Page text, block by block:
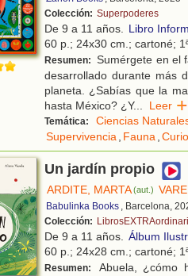
Colección: Superpoderes
De 9 a 11 años. Libro
60 p.; 24x30 cm.; cartoné;
Resumen: Sumérgete en el
desarrollado durante más
planeta. ¿Sabías que la
hasta México? ¿Y... Leer
Temática: Ciencias
Supervivencia, Fauna,
Un jardín propio
ARDITE, MARTA(aut.)
Babulinka Books , Barcelona,
Colección:
De 9 a 11 años. Álbum
60 p.; 24x28 cm.; cartoné;
Resumen:
Abuela, ¿cómo